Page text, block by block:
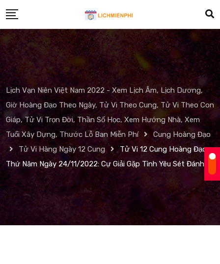
to
content
Lịch Vạn Niên Việt Nam 2022 - Xem Lịch Âm, Lịch Dương,
Giờ Hoàng Đạo Theo Ngày, Tử Vi Theo Cung, Tử Vi Theo Con
Giáp, Tử Vi Trọn Đời, Thần Số Học, Xem Hướng Nhà, Xem
Tuổi Xây Dựng, Thước Lỗ Ban Miễn Phí
Cung Hoàng Đạo
Tử Vi Hàng Ngày 12 Cung
Tử Vi 12 Cung Hoàng Đạo
Thứ Năm Ngày 24/11/2022: Cự Giải Gặp Tình Yêu Sét Đánh